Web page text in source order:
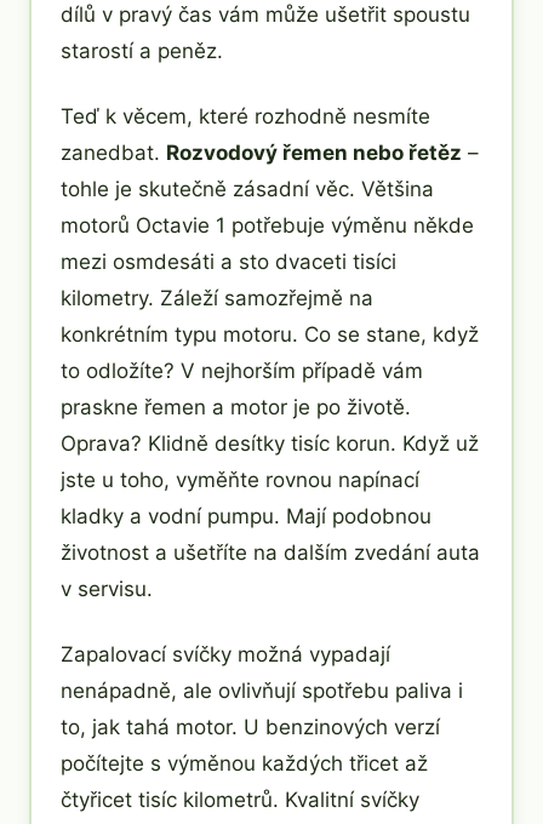
dílů v pravý čas vám může ušetřit spoustu
starostí a peněz.
Teď k věcem, které rozhodně nesmíte
zanedbat. Rozvodový řemen nebo řetěz –
tohle je skutečně zásadní věc. Většina
motorů Octavie 1 potřebuje výměnu někde
mezi osmdesáti a sto dvaceti tisíci
kilometry. Záleží samozřejmě na
konkrétním typu motoru. Co se stane, když
to odložíte? V nejhorším případě vám
praskne řemen a motor je po životě.
Oprava? Klidně desítky tisíc korun. Když už
jste u toho, vyměňte rovnou napínací
kladky a vodní pumpu. Mají podobnou
životnost a ušetříte na dalším zvedání auta
v servisu.
Zapalovací svíčky možná vypadají
nenápadně, ale ovlivňují spotřebu paliva i
to, jak tahá motor. U benzinových verzí
počítejte s výměnou každých třicet až
čtyřicet tisíc kilometrů. Kvalitní svíčky